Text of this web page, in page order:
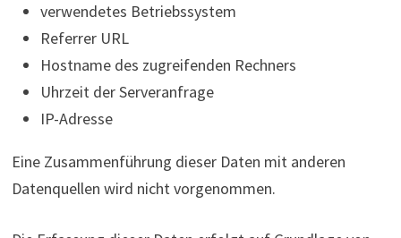
verwendetes Betriebssystem
Referrer URL
Hostname des zugreifenden Rechners
Uhrzeit der Serveranfrage
IP-Adresse
Eine Zusammenführung dieser Daten mit anderen
Datenquellen wird nicht vorgenommen.